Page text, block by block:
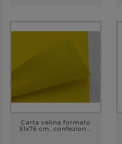
Carta velina formato
51x76 cm, confezion...